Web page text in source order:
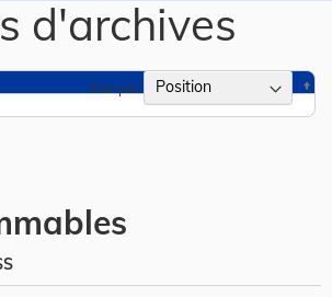
d'archives
Trier par